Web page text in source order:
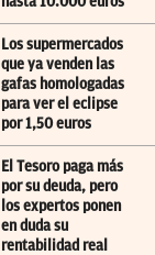
Los supermercados
que ya venden las
gafas homologadas
para ver el eclipse
por 1,50 euros
El Tesoro paga más
por su deuda, pero
los expertos ponen
en duda su
rentabilidad real